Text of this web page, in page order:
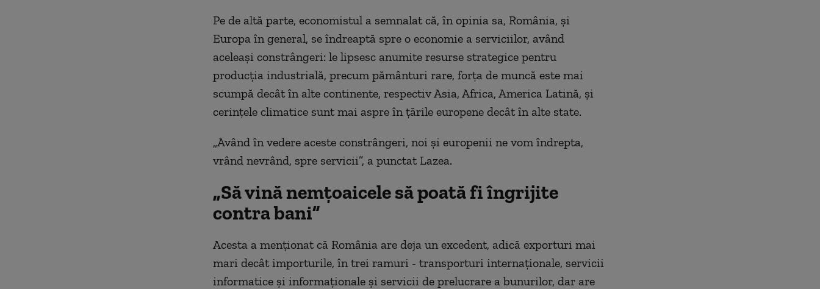
Pe de altă parte, economistul a semnalat că, în opinia sa, România, şi
Europa în general, se îndreaptă spre o economie a serviciilor, având
aceleaşi constrângeri: le lipsesc anumite resurse strategice pentru
producţia industrială, precum pământuri rare, forţa de muncă este mai
scumpă decât în alte continente, respectiv Asia, Africa, America Latină, şi
cerinţele climatice sunt mai aspre în ţările europene decât în alte state.
„Având în vedere aceste constrângeri, noi şi europenii ne vom îndrepta,
vrând nevrând, spre servicii”, a punctat Lazea.
„Să vină nemţoaicele să poată fi îngrijite
contra bani”
Acesta a menţionat că România are deja un excedent, adică exporturi mai
mari decât importurile, în trei ramuri - transporturi internaţionale, servicii
informatice şi informaţionale şi servicii de prelucrare a bunurilor, dar are